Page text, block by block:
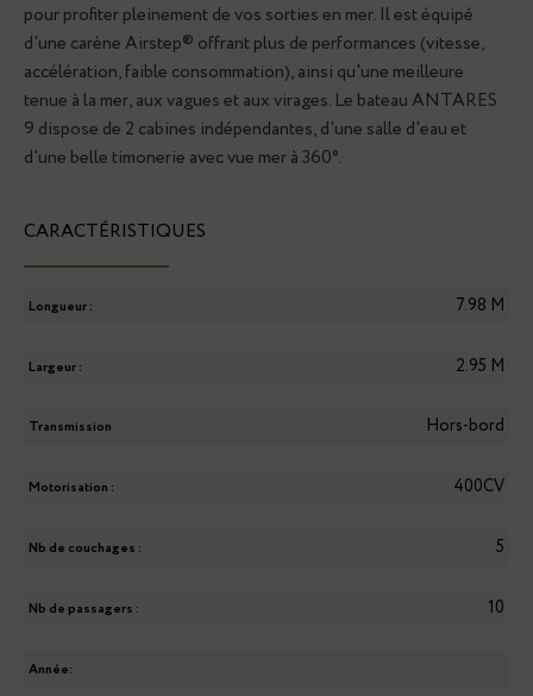
pour profiter pleinement de vos sorties en mer. Il est équipé
d'une carène Airstep® offrant plus de performances (vitesse,
accélération, faible consommation), ainsi qu'une meilleure
tenue à la mer, aux vagues et aux virages. Le bateau ANTARES
9 dispose de 2 cabines indépendantes, d'une salle d'eau et
d'une belle timonerie avec vue mer à 360°.
CARACTÉRISTIQUES
Longueur : 7.98 M
Largeur : 2.95 M
Transmission Hors-bord
Motorisation : 400CV
Nb de couchages : 5
Nb de passagers : 10
Année: